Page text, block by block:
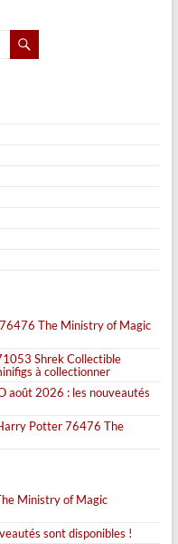
The Ministry of Magic
Shrek Collectible
à collectionner
août 2026 : les nouveautés
Potter 76476 The
Ministry of Magic
sont disponibles !